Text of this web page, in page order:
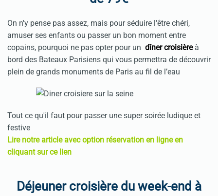
On n'y pense pas assez, mais pour séduire l'être chéri,
amuser ses enfants ou passer un bon moment entre
copains, pourquoi ne pas opter pour un dîner croisièreà
bord des Bateaux Parisiens qui vous permettra de découvrir
plein de grands monuments de Paris au fil de l’eau
Tout ce qu'il faut pour passer une super soirée ludique et
festive
Lire notre article avec option réservation en ligne en
cliquant sur ce lien
Déjeuner croisière du week-end à